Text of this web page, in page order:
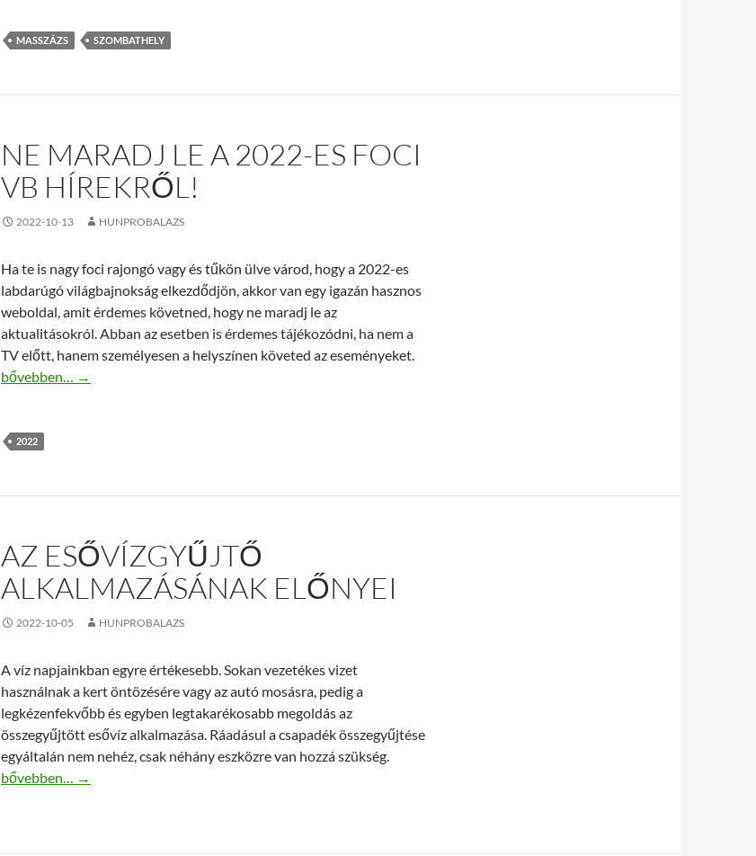
MASSZÁZS SZOMBATHELY
NE MARADJ LE A 2022-ES FOCI
VB HÍREKRŐL!
2022-10-13 HUNPROBALAZS
Ha te is nagy foci rajongó vagy és tűkön ülve várod, hogy a 2022-es
labdarúgó világbajnokság elkezdődjön, akkor van egy igazán hasznos
weboldal, amit érdemes követned, hogy ne maradj le az
aktualitásokról. Abban az esetben is érdemes tájékozódni, ha nem a
TV előtt, hanem személyesen a helyszínen követed az eseményeket.
Ne maradj le a 2022-es foci VB hírekről!
bővebben… →
2022
AZ ESŐVÍZGYŰJTŐ
ALKALMAZÁSÁNAK ELŐNYEI
2022-10-05 HUNPROBALAZS
A víz napjainkban egyre értékesebb. Sokan vezetékes vizet
használnak a kert öntözésére vagy az autó mosásra, pedig a
legkézenfekvőbb és egyben legtakarékosabb megoldás az
összegyűjtött esővíz alkalmazása. Ráadásul a csapadék összegyűjtése
egyáltalán nem nehéz, csak néhány eszközre van hozzá szükség.
Az esővízgyűjtő alkalmazásának előnyei
bővebben… →